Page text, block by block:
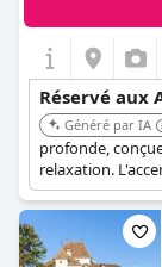
Réservé aux
Généré par IA
profonde,
relaxation.
paisible pour
ressourcer.